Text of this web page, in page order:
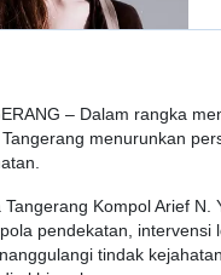
– Dalam rangka
menurunkan
Kompol Arief
pendekatan, intervensi
tindak